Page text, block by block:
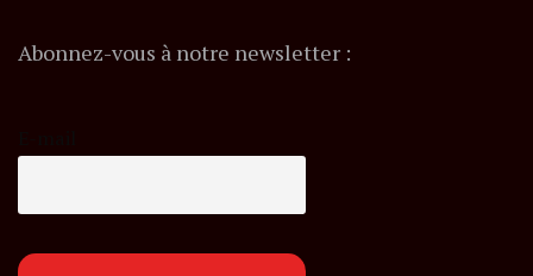
Abonnez-vous à notre newsletter :